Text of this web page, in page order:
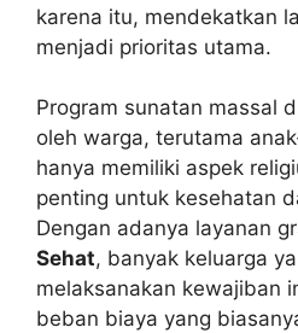
karena itu, mendekatkan
menjadi prioritas utama.
Program sunatan massal
oleh warga, terutama
hanya memiliki aspek
penting untuk kesehatan
Dengan adanya layanan
Sehat, banyak keluarga
melaksanakan kewajiban
beban biaya yang